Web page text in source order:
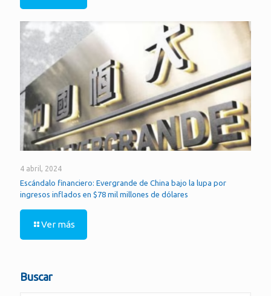
4 abril, 2024
Escándalo financiero: Evergrande de China bajo la lupa por
ingresos inflados en $78 mil millones de dólares
Ver más
Buscar